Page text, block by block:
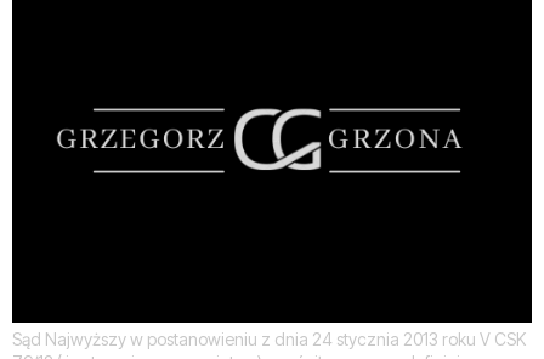
Sąd Najwyższy w postanowieniu z dnia 24 stycznia 2013 roku V CSK